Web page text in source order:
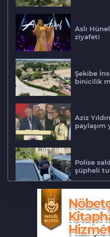
Aslı
ziyafeti
Şekibe
binicilik
Aziz
paylaşım
Polise
şüpheli
Tarihi
kayaya